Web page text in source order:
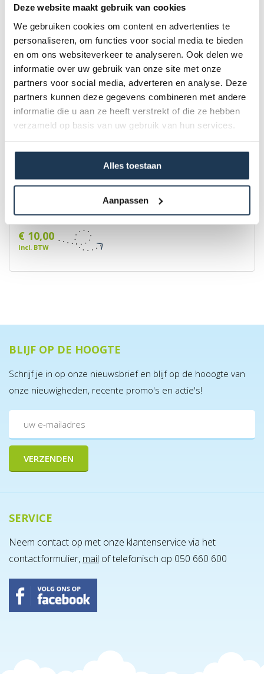
Deze website maakt gebruik van cookies
We gebruiken cookies om content en advertenties te
personaliseren, om functies voor social media te bieden
en om ons websiteverkeer te analyseren. Ook delen we
informatie over uw gebruik van onze site met onze
partners voor social media, adverteren en analyse. Deze
partners kunnen deze gegevens combineren met andere
informatie die u aan ze heeft verstrekt of die ze hebben
verzameld op basis van uw gebruik van hun services.
Alles toestaan
Aanpassen
€ 10,00
Incl. BTW
BLIJF OP DE HOOGTE
Schrijf je in op onze nieuwsbrief en blijf op de hooogte van
onze nieuwigheden, recente promo's en actie's!
SERVICE
Neem contact op met onze klantenservice via het
contactformulier, mail of telefonisch op 050 660 600